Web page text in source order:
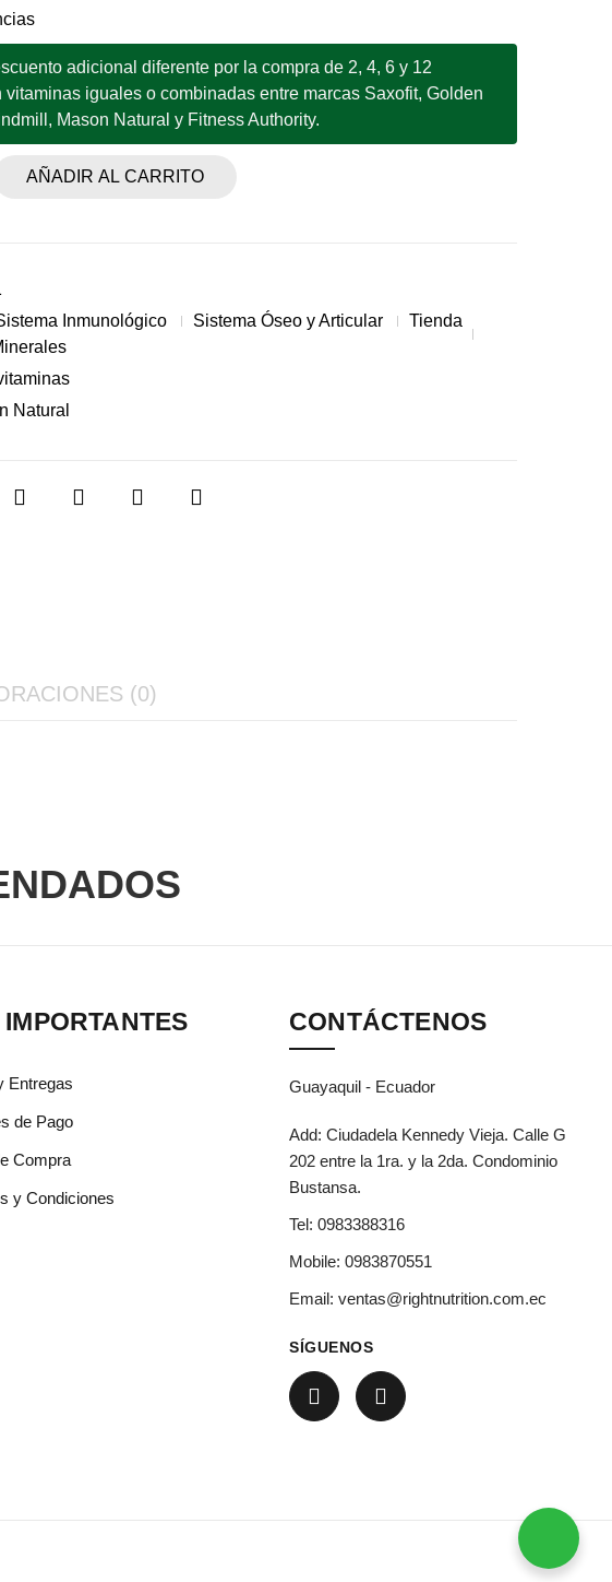
adicional diferente por la compra de 2, 4, 6 y 12
vitaminas iguales o combinadas entre marcas Saxofit, Golden
Mason Natural y Fitness Authority.
AÑADIR AL CARRITO
Inmunológico Sistema Óseo y Articular
Tienda
Natural
(0)
Entregas
de Pago
Compra
y Condiciones
CONTÁCTENOS
Guayaquil - Ecuador
Add: Ciudadela Kennedy Vieja. Calle G
202 entre la 1ra. y la 2da. Condominio
Bustansa.
Tel: 0983388316
Mobile: 0983870551
Email: ventas@rightnutrition.com.ec
SÍGUENOS